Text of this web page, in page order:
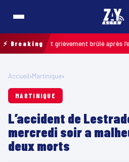
⚡ Breaking
un enfant grièvement brûlé après
Accueil›Martinique›
MARTINIQUE
L’accident de
mercredi soir a
deux morts